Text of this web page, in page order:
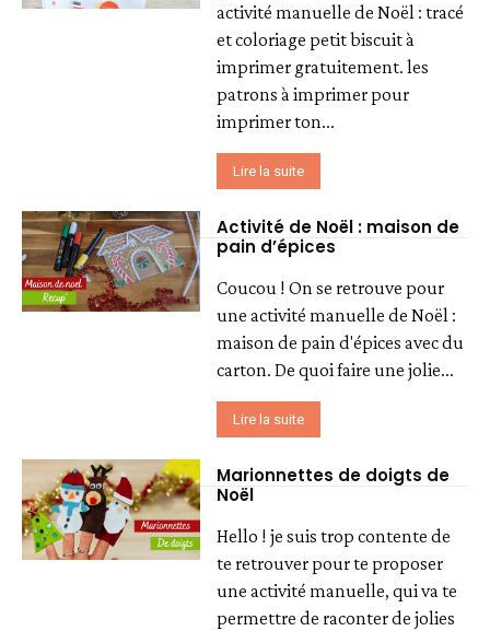
activité manuelle de Noël : tracé
et coloriage petit biscuit à
imprimer gratuitement. les
patrons à imprimer pour
imprimer ton...
Lire la suite
Activité de Noël : maison de
pain d’épices
Coucou ! On se retrouve pour
une activité manuelle de Noël :
maison de pain d'épices avec du
carton. De quoi faire une jolie...
Lire la suite
Marionnettes de doigts de
Noël
Hello ! je suis trop contente de
te retrouver pour te proposer
une activité manuelle, qui va te
permettre de raconter de jolies